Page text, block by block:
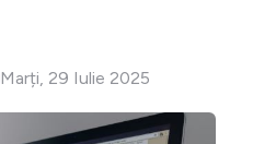
Marți, 29 Iulie 2025